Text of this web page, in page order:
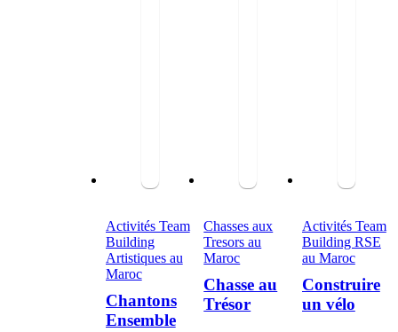
Activités Team
Building
Artistiques au
Maroc
Chantons
Ensemble
Chasses aux
Tresors au
Maroc
Chasse au
Trésor
Activités Team
Building RSE
au Maroc
Construire
un vélo